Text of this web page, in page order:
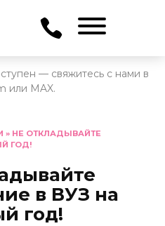
— свяжитесь с нами в
или MAX.
» НЕ ОТКЛАДЫВАЙТЕ
ГОД!
в ВУЗ на
год!